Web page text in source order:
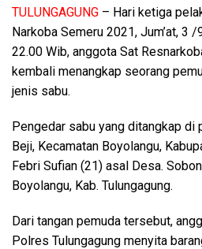
TULUNGAGUNG – Hari ketiga
Narkoba Semeru 2021, Jum’at, 3
22.00 Wib, anggota Sat
kembali menangkap seorang
jenis sabu.
Pengedar sabu yang ditangkap di
Beji, Kecamatan Boyolangu,
Febri Sufian (21) asal Desa.
Boyolangu, Kab. Tulungagung.
Dari tangan pemuda tersebut,
Polres Tulungagung menyita